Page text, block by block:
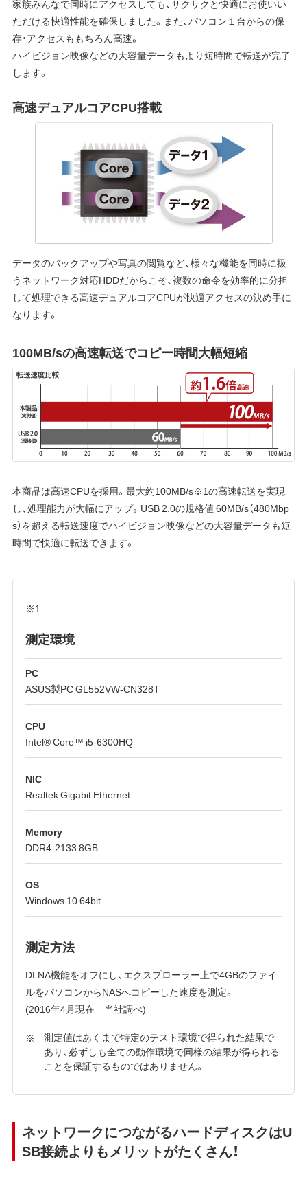
家族みんなで同時にアクセスしても、サクサクと快適にお使いい
ただける快適性能を確保しました。また、パソコン１台からの保
存・アクセスももちろん高速。
ハイビジョン映像などの大容量データもより短時間で転送が完了
します。
高速デュアルコアCPU搭載
データのバックアップや写真の閲覧など、様々な機能を同時に扱
うネットワーク対応HDDだからこそ、複数の命令を効率的に分担
して処理できる高速デュアルコアCPUが快適アクセスの決め手に
なります。
100MB/sの高速転送でコピー時間大幅短縮
本商品は高速CPUを採用。最大約100MB/s※1の高速転送を実現
し、処理能力が大幅にアップ。USB 2.0の規格値 60MB/s（480Mbp
s）を超える転送速度でハイビジョン映像などの大容量データも短
時間で快適に転送できます。
※1
測定環境
PC
ASUS製PC GL552VW-CN328T
CPU
Intel® Core™ i5-6300HQ
NIC
Realtek Gigabit Ethernet
Memory
DDR4-2133 8GB
OS
Windows 10 64bit
測定方法
DLNA機能をオフにし、エクスプローラー上で4GBのファイ
ルをパソコンからNASへコピーした速度を測定。
(2016年4月現在 当社調べ)
測定値はあくまで特定のテスト環境で得られた結果で
あり、必ずしも全ての動作環境で同様の結果が得られる
ことを保証するものではありません。
ネットワークにつながるハードディスクはU
SB接続よりもメリットがたくさん！